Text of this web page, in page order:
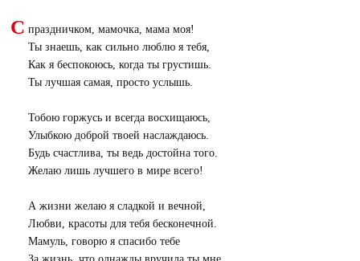
С праздничком, мамочка, мама моя!
Ты знаешь, как сильно люблю я тебя,
Как я беспокоюсь, когда ты грустишь.
Ты лучшая самая, просто услышь.
Тобою горжусь и всегда восхищаюсь,
Улыбкою доброй твоей наслаждаюсь.
Будь счастлива, ты ведь достойна того.
Желаю лишь лучшего в мире всего!
А жизни желаю я сладкой и вечной,
Любви, красоты для тебя бесконечной.
Мамуль, говорю я спасибо тебе